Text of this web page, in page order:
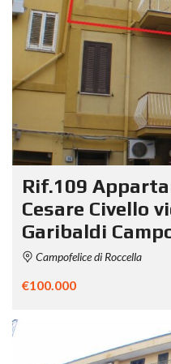
Rif.109
Cesare Civello
Garibaldi
Campofelice di Roccella
€100.000